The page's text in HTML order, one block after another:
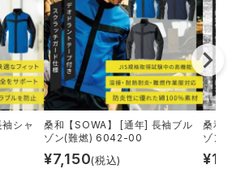
シャ
桑和【SOWA】 [通年] 長袖ブル
ゾン(難燃) 6042-00
¥7,150(税込)
桑和
ゾン
¥